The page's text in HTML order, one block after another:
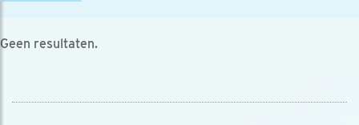
Geen resultaten.